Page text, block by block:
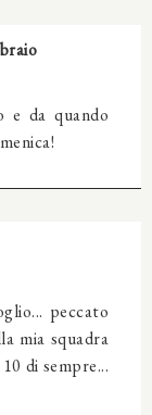
e da quando
peccato
mia squadra
di sempre...